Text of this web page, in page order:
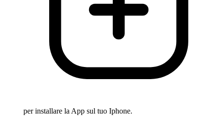
per installare la App sul tuo Iphone.